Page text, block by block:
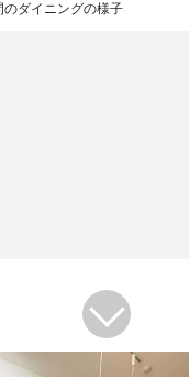
のダイニングの様子